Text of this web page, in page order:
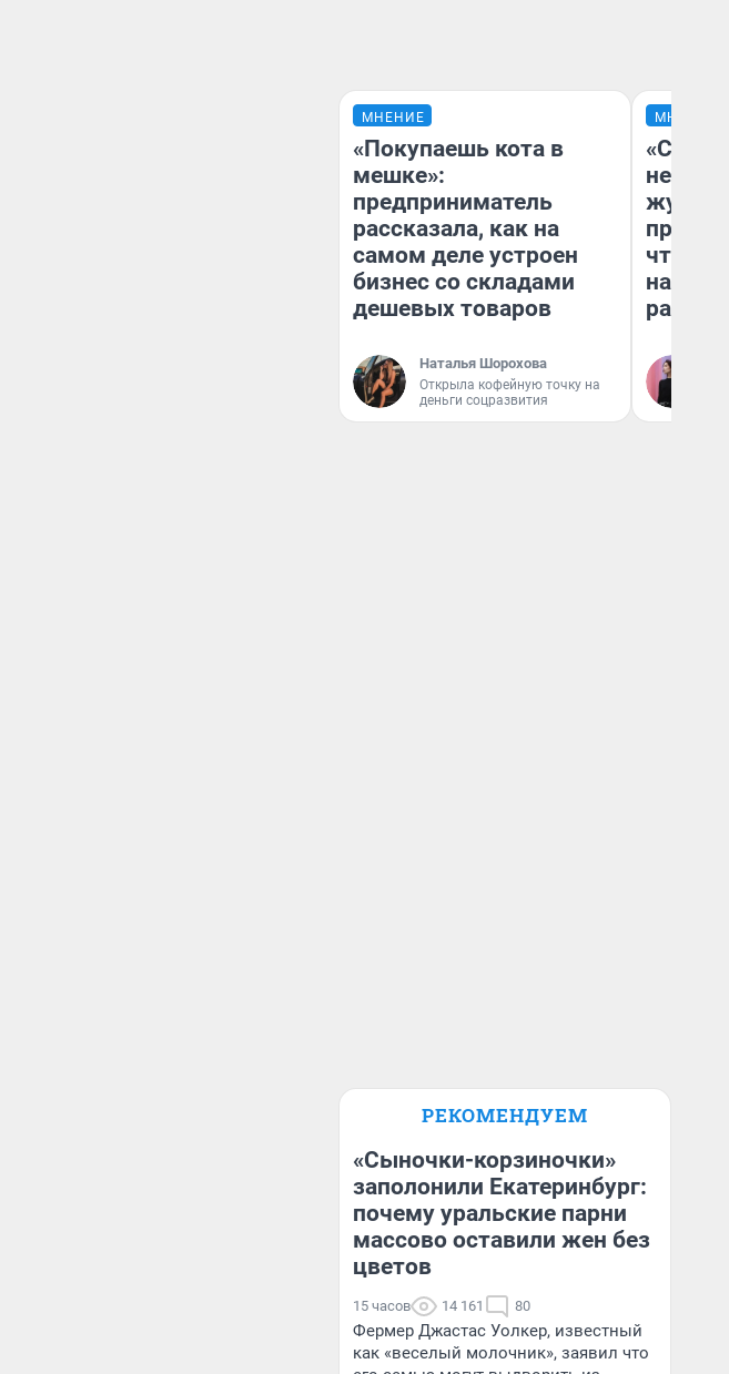
МНЕНИЕ
«Покупаешь кота в
мешке»:
предприниматель
рассказала, как на
самом деле устроен
бизнес со складами
дешевых товаров
Наталья Шорохова
Открыла кофейную точку на
деньги соцразвития
МНЕНИЕ
чтобы
на что
ради
РЕКОМЕНДУЕМ
«Сыночки-корзиночки»
заполонили Екатеринбург:
почему уральские парни
массово оставили жен без
цветов
15 часов 14 161 80
Фермер Джастас Уолкер, известный
как «веселый молочник», заявил что